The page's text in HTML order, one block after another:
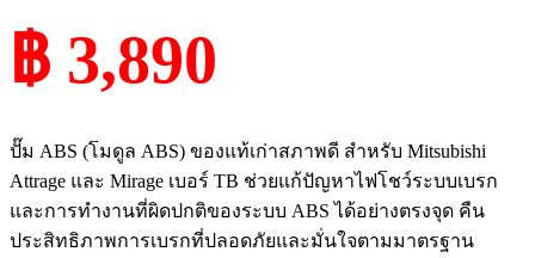
฿ 3,890
ปั๊ม ABS (โมดูล ABS) ของแท้เก่าสภาพดี สำหรับ Mitsubishi
Attrage และ Mirage เบอร์ TB ช่วยแก้ปัญหาไฟโชว์ระบบเบรก
และการทำงานที่ผิดปกติของระบบ ABS ได้อย่างตรงจุด คืน
ประสิทธิภาพการเบรกที่ปลอดภัยและมั่นใจตามมาตรฐาน